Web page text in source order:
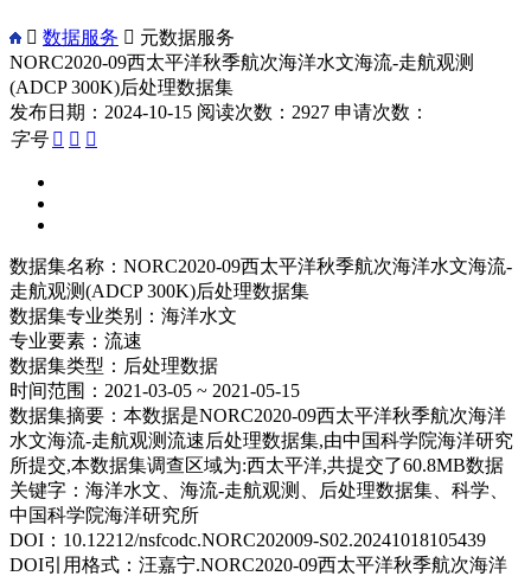
 数据服务  元数据服务
NORC2020-09西太平洋秋季航次海洋水文海流-走航观测
(ADCP 300K)后处理数据集
发布日期：2024-10-15 阅读次数：2927 申请次数：
字号   
数据集名称： NORC2020-09西太平洋秋季航次海洋水文海流-
走航观测(ADCP 300K)后处理数据集
数据集专业类别： 海洋水文
专业要素： 流速
数据集类型： 后处理数据
时间范围： 2021-03-05 ~ 2021-05-15
数据集摘要： 本数据是NORC2020-09西太平洋秋季航次海洋
水文海流-走航观测流速后处理数据集,由中国科学院海洋研究
所提交,本数据集调查区域为:西太平洋,共提交了60.8MB数据
关键字： 海洋水文、海流-走航观测、后处理数据集、科学、
中国科学院海洋研究所
DOI： 10.12212/nsfcodc.NORC202009-S02.20241018105439
DOI引用格式： 汪嘉宁.NORC2020-09西太平洋秋季航次海洋